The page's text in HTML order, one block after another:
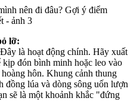
lỡ:
Đây là hoạt động chính. Hãy xuất
kịp đón bình minh hoặc leo vào
hôn. Khung cảnh thung
đồng lúa và dòng sông uốn lượn
sẽ là một khoảnh khắc "đứng